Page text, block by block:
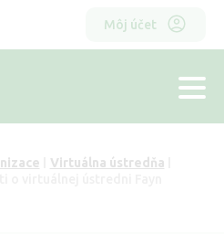
Horní
Môj účet
Virtuálna ústredňa